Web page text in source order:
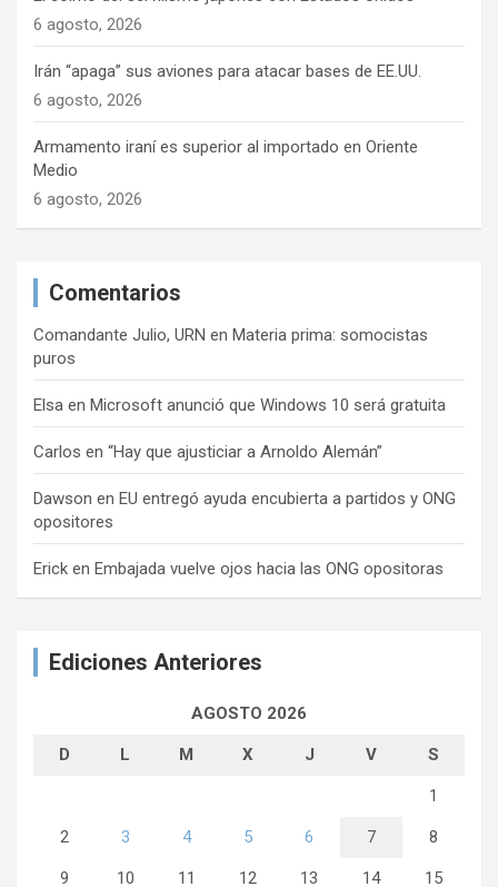
6 agosto, 2026
Irán “apaga” sus aviones para atacar bases de EE.UU.
6 agosto, 2026
Armamento iraní es superior al importado en Oriente
Medio
6 agosto, 2026
Comentarios
Comandante Julio, URN en Materia prima: somocistas
puros
Elsa en Microsoft anunció que Windows 10 será gratuita
Carlos en “Hay que ajusticiar a Arnoldo Alemán”
Dawson en EU entregó ayuda encubierta a partidos y ONG
opositores
Erick en Embajada vuelve ojos hacia las ONG opositoras
Ediciones Anteriores
AGOSTO 2026
D L M X J V S
1
2 3 4 5 6 7 8
9 10 11 12 13 14 15